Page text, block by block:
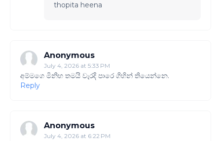
thopita heena
Anonymous
July 4, 2026 at 5:33 PM
අම්මගෙ මිනිහ තමයි වැරදි පාරෙ ගිහින් තියෙන්නෙ.
Reply
Anonymous
July 4, 2026 at 6:22 PM